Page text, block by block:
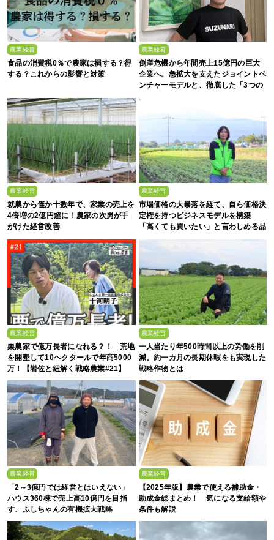
農業経営
食品の消費税0％で農家は損する？得
する？これからの影響と対策
農業経営
倒産危機から年間売上15億円の巨大
企業へ。急拡大を支えたジョイントベ
ンチャーモデルと、徹底した「3つの
農業経営
就農から僅か十数年で、家業の売上を
4倍増の2億円超に！農家の次男が手
がけた経営改善
農業経営
市場価格の大暴落を経て、自ら価格決
定権を持つビジネスモデルを構築
「高くても買いたい」と言わしめる品
質を生み出すのは
農業経営
栗農家で億万長者になれる？！ 荒地
を開墾して10ヘクタールで年商5000
万！【岩佐と紐解く戦略農業#21】
農業経営
一人当たり年500時間以上の労働を削
減。約一カ月の長期休暇をも実現した
戦略作物とは
農業経営
「2～3億円では経営とはいえない」
ハウス360棟で売上高10億円を目指
す、ふしちゃんの有機拡大戦略
農業経営
【2025年版】農業で使える補助金・
助成金総まとめ！ 気になる支給額や
条件も解説